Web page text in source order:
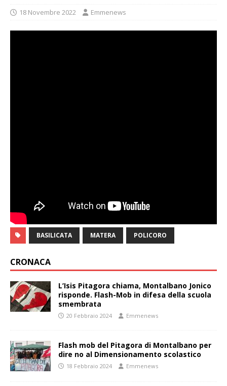
18 Novembre 2022 Emmenews
BASILICATA MATERA POLICORO
CRONACA
L’Isis Pitagora chiama, Montalbano Jonico
risponde. Flash-Mob in difesa della scuola
smembrata
20 Febbraio 2024 Emmenews
Flash mob del Pitagora di Montalbano per
dire no al Dimensionamento scolastico
18 Febbraio 2024 Emmenews